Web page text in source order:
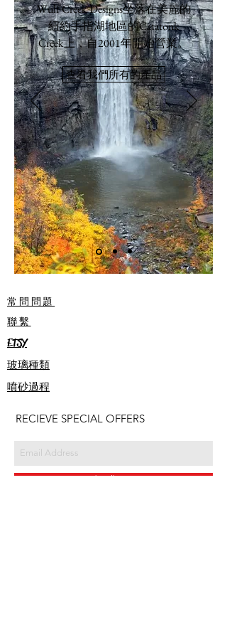
Wulf Creek Designs坐落在美麗的
紐約手指湖地區的Catatonk
Creek上，自2001年開始營業。
查看我們所有的產品
常問問題
聯繫
ETSY
玻璃種類
噴砂過程
RECIEVE SPECIAL OFFERS
Subscribe Now